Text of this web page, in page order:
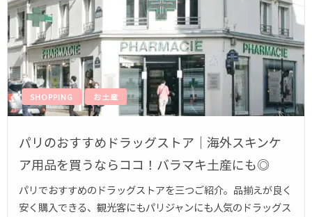
SHOPPING お土産
パリのおすすめドラッグストア｜海外スキンケ
ア用品を買うならココ！バラマキ土産にも◎
パリでおすすめのドラッグストアを三つご紹介。品揃えが良く
安く購入できる、観光客にもパリジャンにも人気のドラッグス